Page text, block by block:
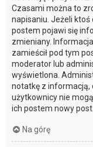
Czasami można to
napisaniu. Jeżeli ktoś
postem pojawi się
zmieniany.
zamieścił pod tym
moderator lub
wyświetlona.
notatkę z informacją,
użytkownicy nie
ich postem nowy post.
Na górę